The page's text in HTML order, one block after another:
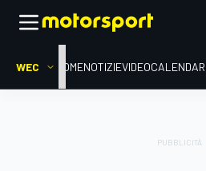
WEC HOMENOTIZIEVIDEO